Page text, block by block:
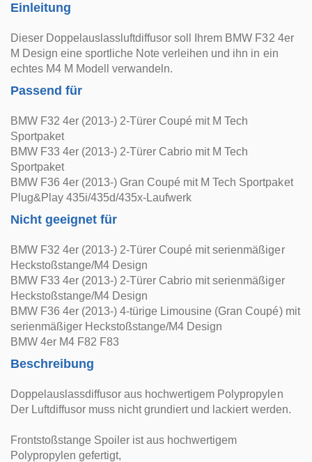
Einleitung
Dieser Doppelauslassluftdiffusor soll Ihrem BMW F32 4er
M Design eine sportliche Note verleihen und ihn in ein
echtes M4 M Modell verwandeln.
Passend für
BMW F32 4er (2013-) 2-Türer Coupé mit M Tech
Sportpaket
BMW F33 4er (2013-) 2-Türer Cabrio mit M Tech
Sportpaket
BMW F36 4er (2013-) Gran Coupé mit M Tech Sportpaket
Plug&Play 435i/435d/435x-Laufwerk
Nicht geeignet für
BMW F32 4er (2013-) 2-Türer Coupé mit serienmäßiger
Heckstoßstange/M4 Design
BMW F33 4er (2013-) 2-Türer Cabrio mit serienmäßiger
Heckstoßstange/M4 Design
BMW F36 4er (2013-) 4-türige Limousine (Gran Coupé) mit
serienmäßiger Heckstoßstange/M4 Design
BMW 4er M4 F82 F83
Beschreibung
Doppelauslassdiffusor aus hochwertigem Polypropylen
Der Luftdiffusor muss nicht grundiert und lackiert werden.
Frontstoßstange Spoiler ist aus hochwertigem
Polypropylen gefertigt,